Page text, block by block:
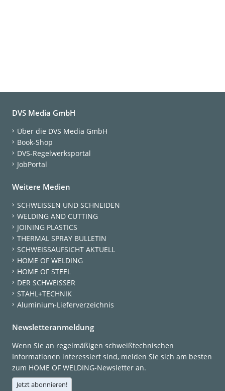
DVS Media GmbH
Über die DVS Media GmbH
Book-Shop
DVS-Regelwerksportal
JobPortal
Weitere Medien
SCHWEISSEN UND SCHNEIDEN
WELDING AND CUTTING
JOINING PLASTICS
THERMAL SPRAY BULLETIN
SCHWEISSAUFSICHT AKTUELL
HOME OF WELDING
HOME OF STEEL
DER SCHWEISSER
STAHL+TECHNIK
Aluminium-Lieferverzeichnis
Newsletteranmeldung
Wenn Sie an regelmäßigen schweißtechnischen
Informationen interessiert sind, melden Sie sich am besten
zum HOME OF WELDING-Newsletter an.
Jetzt abonnieren!